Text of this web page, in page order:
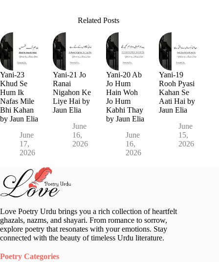
Related Posts
Yani-23
Khud Se
Hum Ik
Nafas Mile
Bhi Kahan
by Jaun Elia
June
17,
2026
Yani-21 Jo
Ranai
Nigahon Ke
Liye Hai by
Jaun Elia
June
16,
2026
Yani-20 Ab
Jo Hum
Hain Woh
Jo Hum
Kabhi Thay
by Jaun Elia
June
16,
2026
Yani-19
Rooh Pyasi
Kahan Se
Aati Hai by
Jaun Elia
June
15,
2026
Love Poetry Urdu brings you a rich collection of heartfelt
ghazals, nazms, and shayari. From romance to sorrow,
explore poetry that resonates with your emotions. Stay
connected with the beauty of timeless Urdu literature.
Poetry Categories